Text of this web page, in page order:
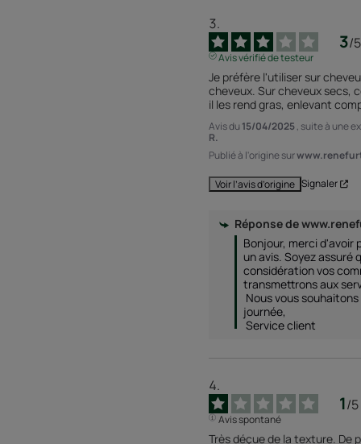
3/5
Avis vérifié de testeur
Je préfère l'utiliser sur
cheveux. Sur cheveux secs,
il les rend gras, enlevant
Avis du 15/04/2025, suite à une
R.
Publié à l'origine sur
Voir l’avis d’origine Signaler
Réponse de
Bonjour, merci d'avoir
un avis. Soyez assuré
considération vos
transmettrons aux
journée,
Service client
1/5
Avis spontané
Très déçue de la texture. De